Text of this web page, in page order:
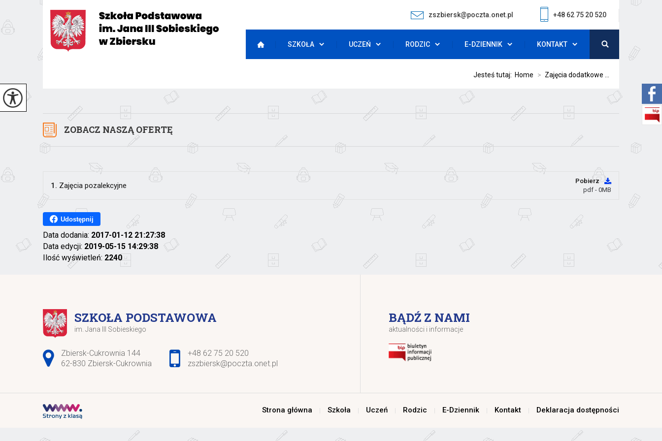
zszbiersk@poczta.onet.pl +48 62 75 20 520
SZKOŁA UCZEŃ RODZIC E-DZIENNIK KONTAKT
Jesteś tutaj: Home > Zajęcia dodatkowe ...
ZOBACZ NASZĄ OFERTĘ
1. Zajęcia pozalekcyjne
Pobierz
pdf - 0MB
Udostępnij
Data dodania: 2017-01-12 21:27:38
Data edycji: 2019-05-15 14:29:38
Ilość wyświetleń: 2240
SZKOŁA PODSTAWOWA
im. Jana III Sobieskiego
Adres pocztowy:
Zbiersk-Cukrownia 144
62-830 Zbiersk-Cukrownia
+48 62 75 20 520
zszbiersk@poczta.onet.pl
BĄDŹ Z NAMI
aktualności i informacje
Strona główna Szkoła Uczeń Rodzic E-Dziennik Kontakt Deklaracja dostępności